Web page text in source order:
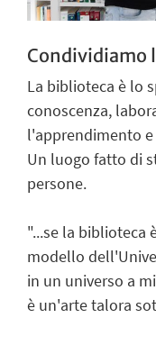
Condividiamo
La biblioteca è lo
conoscenza,
l'apprendimento e
Un luogo fatto di
persone.
"...se la biblioteca
modello
in un universo a
è un'arte talora